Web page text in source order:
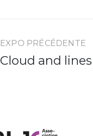
EXPO PRÉCÉDENTE
Cloud and lines